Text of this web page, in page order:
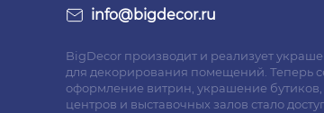
info@bigdecor.ru
BigDecor производит и реализует
для декорирования помещений. Теперь
оформление витрин, украшение бутиков,
центров и выставочных залов стало